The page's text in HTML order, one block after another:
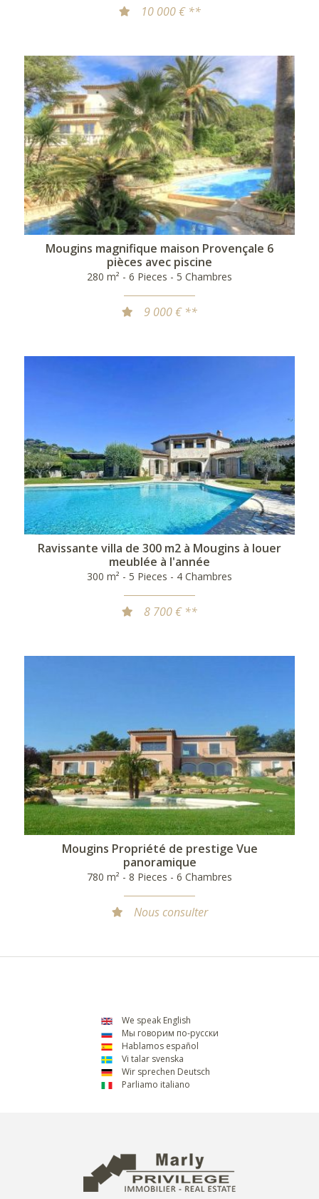
10 000 € **
Mougins magnifique maison Provençale 6
pièces avec piscine
280 m² - 6 Pieces - 5 Chambres
9 000 € **
Ravissante villa de 300 m2 à Mougins à louer
meublée à l'année
300 m² - 5 Pieces - 4 Chambres
8 700 € **
Mougins Propriété de prestige Vue
panoramique
780 m² - 8 Pieces - 6 Chambres
Nous consulter
We speak English
Мы говорим по-русски
Hablamos español
Vi talar svenska
Wir sprechen Deutsch
Parliamo italiano